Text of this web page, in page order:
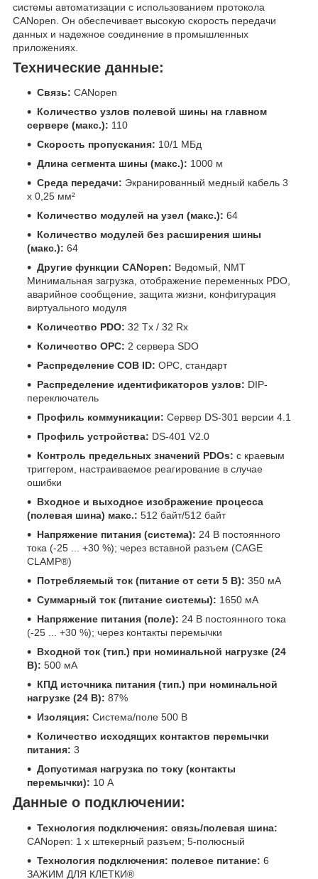
системы автоматизации с использованием протокола
CANopen. Он обеспечивает высокую скорость передачи
данных и надежное соединение в промышленных
приложениях.
Технические данные:
Связь: CANopen
Количество узлов полевой шины на главном
сервере (макс.): 110
Скорость пропускания: 10/1 МБд
Длина сегмента шины (макс.): 1000 м
Среда передачи: Экранированный медный кабель 3
x 0,25 мм²
Количество модулей на узел (макс.): 64
Количество модулей без расширения шины
(макс.): 64
Другие функции CANopen: Ведомый, NMT
Минимальная загрузка, отображение переменных PDO,
аварийное сообщение, защита жизни, конфигурация
виртуального модуля
Количество PDO: 32 Tx / 32 Rx
Количество ОРС: 2 сервера SDO
Распределение COB ID: ОРС, стандарт
Распределение идентификаторов узлов: DIP-
переключатель
Профиль коммуникации: Сервер DS-301 версии 4.1
Профиль устройства: DS-401 V2.0
Контроль предельных значений PDOs: с краевым
триггером, настраиваемое реагирование в случае
ошибки
Входное и выходное изображение процесса
(полевая шина) макс.: 512 байт/512 байт
Напряжение питания (система): 24 В постоянного
тока (-25 ... +30 %); через вставной разъем (CAGE
CLAMP®)
Потребляемый ток (питание от сети 5 В): 350 мА
Суммарный ток (питание системы): 1650 мА
Напряжение питания (поле): 24 В постоянного тока
(-25 ... +30 %); через контакты перемычки
Входной ток (тип.) при номинальной нагрузке (24
В): 500 мА
КПД источника питания (тип.) при номинальной
нагрузке (24 В): 87%
Изоляция: Система/поле 500 В
Количество исходящих контактов перемычки
питания: 3
Допустимая нагрузка по току (контакты
перемычки): 10 A
Данные о подключении:
Технология подключения: связь/полевая шина:
CANopen: 1 x штекерный разъем; 5-полюсный
Технология подключения: полевое питание: 6
ЗАЖИМ ДЛЯ КЛЕТКИ®